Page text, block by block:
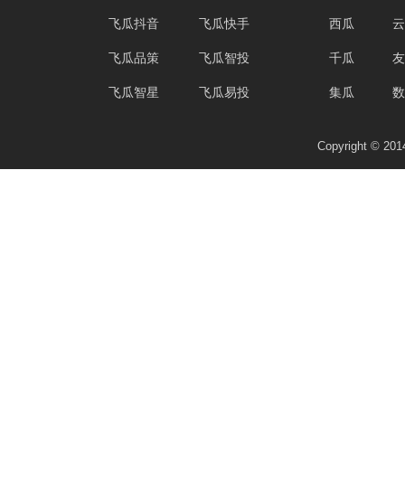
飞瓜抖音
飞瓜品策
飞瓜智星
飞瓜快手
飞瓜智投
飞瓜易投
西瓜
千瓜
集瓜
Copyright ©